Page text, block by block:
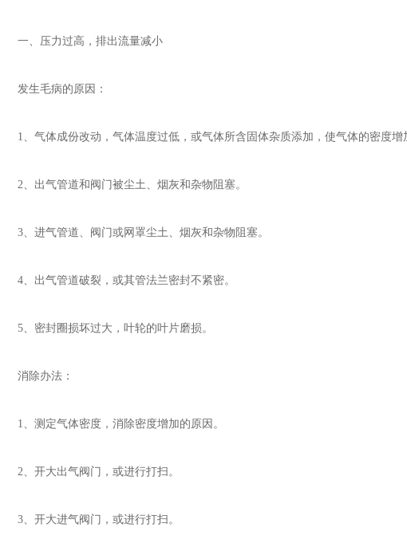
一、压力过高，排出流量减小
发生毛病的原因：
1、气体成份改动，气体温度过低，或气体所含固体杂质添加，使气体的密度增
2、出气管道和阀门被尘土、烟灰和杂物阻塞。
3、进气管道、阀门或网罩尘土、烟灰和杂物阻塞。
4、出气管道破裂，或其管法兰密封不紧密。
5、密封圈损坏过大，叶轮的叶片磨损。
消除办法：
1、测定气体密度，消除密度增加的原因。
2、开大出气阀门，或进行打扫。
3、开大进气阀门，或进行打扫。